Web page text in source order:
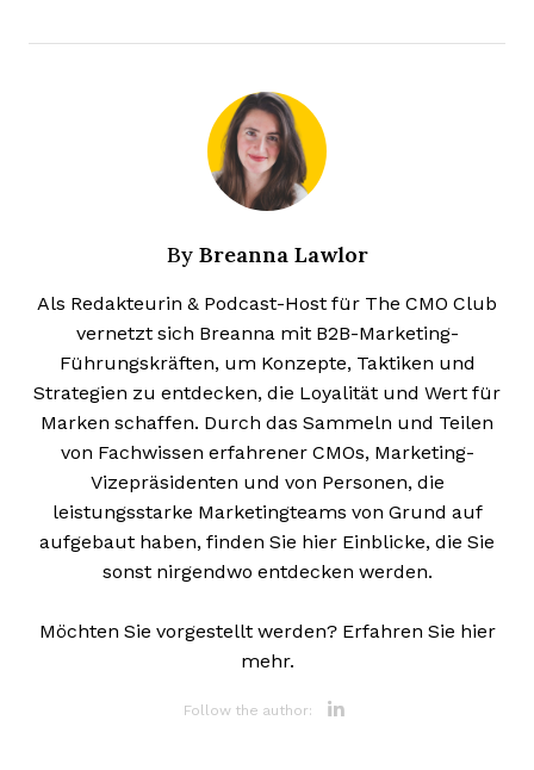
By Breanna Lawlor
Als Redakteurin & Podcast-Host für The CMO Club
vernetzt sich Breanna mit B2B-Marketing-
Führungskräften, um Konzepte, Taktiken und
Strategien zu entdecken, die Loyalität und Wert für
Marken schaffen. Durch das Sammeln und Teilen
von Fachwissen erfahrener CMOs, Marketing-
Vizepräsidenten und von Personen, die
leistungsstarke Marketingteams von Grund auf
aufgebaut haben, finden Sie hier Einblicke, die Sie
sonst nirgendwo entdecken werden.
Möchten Sie vorgestellt werden? Erfahren Sie hier
mehr.
Follow the author: